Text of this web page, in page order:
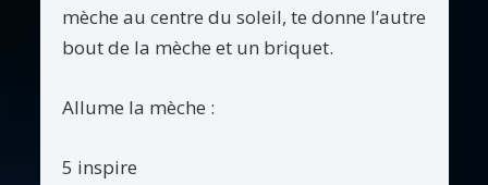
mèche au centre du soleil, te donne l’autre
bout de la mèche et un briquet.
Allume la mèche :
5 inspire